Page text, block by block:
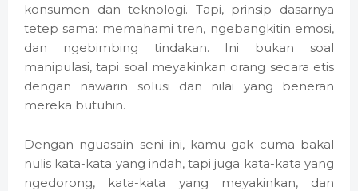
konsumen dan teknologi. Tapi, prinsip dasarnya
tetep sama: memahami tren, ngebangkitin emosi,
dan ngebimbing tindakan. Ini bukan soal
manipulasi, tapi soal meyakinkan orang secara etis
dengan nawarin solusi dan nilai yang beneran
mereka butuhin.
Dengan nguasain seni ini, kamu gak cuma bakal
nulis kata-kata yang indah, tapi juga kata-kata yang
ngedorong, kata-kata yang meyakinkan, dan